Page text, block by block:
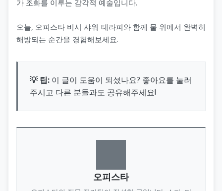
가 조화를 이루는 감각적 예술입니다.
오늘, 오피스타 비시 샤워 테라피와 함께 물 위에서 완벽히
해방되는 순간을 경험해보세요.
💡 팁: 이 글이 도움이 되셨나요? 좋아요를 눌러
주시고 다른 분들과도 공유해주세요!
오피스타